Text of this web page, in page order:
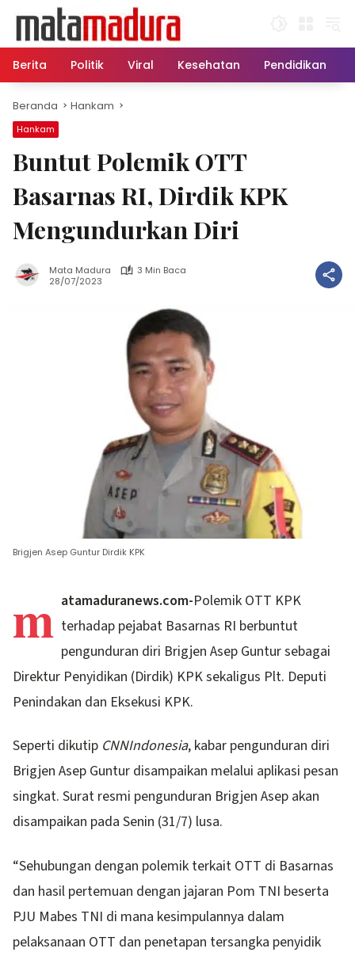
konten
Berita
Politik Viral Kesehatan Pendidikan
Beranda Hankam
Hankam
Buntut Polemik OTT
Basarnas RI, Dirdik KPK
Mengundurkan Diri
Mata Madura
3 Min Baca
28/07/2023
Brigjen Asep Guntur Dirdik KPK
m atamaduranews.com-Polemik OTT KPK
terhadap pejabat Basarnas RI berbuntut
pengunduran diri Brigjen Asep Guntur sebagai
Direktur Penyidikan (Dirdik) KPK sekaligus Plt. Deputi
Penindakan dan Eksekusi KPK.
Seperti dikutip CNNIndonesia, kabar pengunduran diri
Brigjen Asep Guntur disampaikan melalui aplikasi pesan
singkat. Surat resmi pengunduran Brigjen Asep akan
disampaikan pada Senin (31/7) lusa.
“Sehubungan dengan polemik terkait OTT di Basarnas
dan hasil pertemuan dengan jajaran Pom TNI beserta
PJU Mabes TNI di mana kesimpulannya dalam
pelaksanaan OTT dan penetapan tersangka penyidik